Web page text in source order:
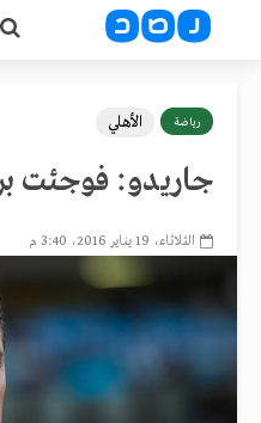
رياضة الأهلي
جاريدو: فوجئت
الثلاثاء، 19 يناير 2016، 3:40 م